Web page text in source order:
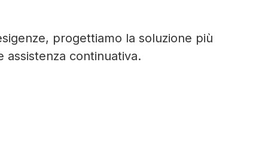
progettiamo la soluzione più
assistenza continuativa.